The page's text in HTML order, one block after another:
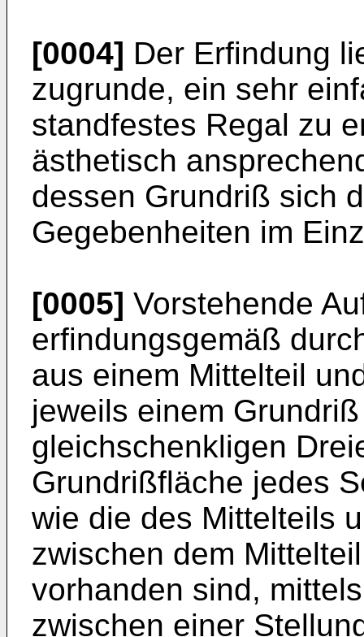
[0004] Der Erfindung
zugrunde, ein sehr
standfestes Regal zu
ästhetisch
dessen Grund­riß sich
Gegebenheiten im
[0005] Vorstehende
erfindungsgemäß
aus einem Mittelteil
jeweils einem
gleich­schenkligen
Grundrißfläche jedes
wie die des Mittelteils
zwischen dem
vorhanden sind,
zwischen ei­ner